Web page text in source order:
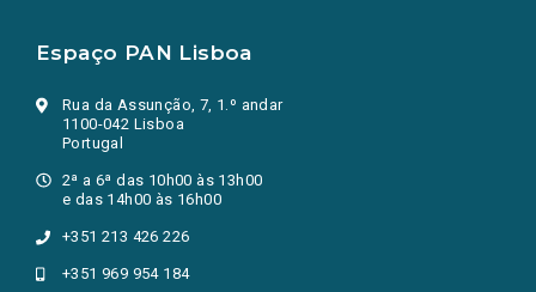
Espaço PAN Lisboa
Rua da Assunção, 7, 1.º andar
1100-042 Lisboa
Portugal
2ª a 6ª das 10h00 às 13h00
e das 14h00 às 16h00
+351 213 426 226
+351 969 954 184